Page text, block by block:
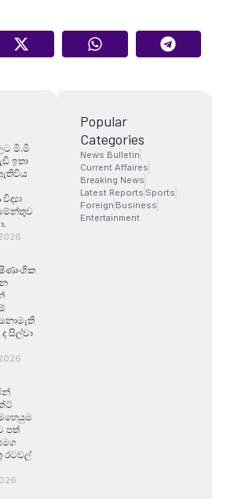
මි.මි
ඉතා
සිල්වා
පත්
රටවල්
Popular
Categories
News Bulletin
Current Affaires
Breaking News
Latest Reports Sports
Foreign Business
Entertainment